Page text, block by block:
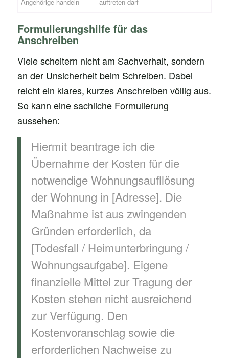
Formulierungshilfe für das
Anschreiben
Viele scheitern nicht am Sachverhalt, sondern
an der Unsicherheit beim Schreiben. Dabei
reicht ein klares, kurzes Anschreiben völlig aus.
So kann eine sachliche Formulierung
aussehen:
Hiermit beantrage ich die
Übernahme der Kosten für die
notwendige Wohnungsaufllösung
der Wohnung in [Adresse]. Die
Maßnahme ist aus zwingenden
Gründen erforderlich, da
[Todesfall / Heimunterbringung /
Wohnungsaufgabe]. Eigene
finanzielle Mittel zur Tragung der
Kosten stehen nicht ausreichend
zur Verfügung. Den
Kostenvoranschlag sowie die
erforderlichen Nachweise zu